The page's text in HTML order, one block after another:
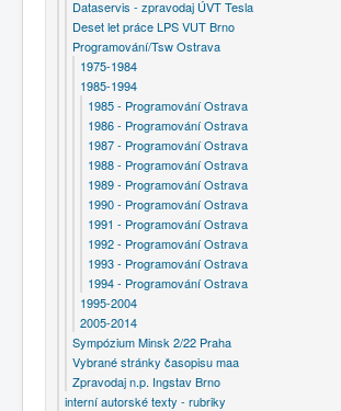
Dataservis - zpravodaj ÚVT Tesla
Deset let práce LPS VUT Brno
Programování/Tsw Ostrava
1975-1984
1985-1994
1985 - Programování Ostrava
1986 - Programování Ostrava
1987 - Programování Ostrava
1988 - Programování Ostrava
1989 - Programování Ostrava
1990 - Programování Ostrava
1991 - Programování Ostrava
1992 - Programování Ostrava
1993 - Programování Ostrava
1994 - Programování Ostrava
1995-2004
2005-2014
Sympózium Minsk 2/22 Praha
Vybrané stránky časopisu maa
Zpravodaj n.p. Ingstav Brno
interní autorské texty - rubriky